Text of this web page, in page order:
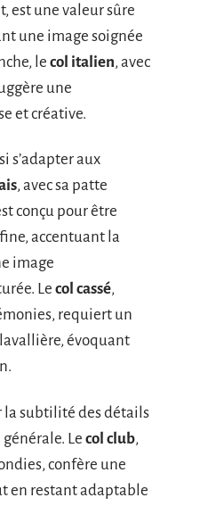
est une valeur sûre
une image soignée
le col italien, avec
une
et créative.
s’adapter aux
, avec sa patte
conçu pour être
accentuant la
image
Le col cassé,
requiert un
évoquant
la subtilité des détails
Le col club,
confère une
en restant adaptable